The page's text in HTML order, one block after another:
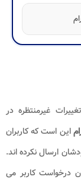
غیرمنتظره در
این است که کاربران
ارسال نکرده اند.
درخواست کاربر می